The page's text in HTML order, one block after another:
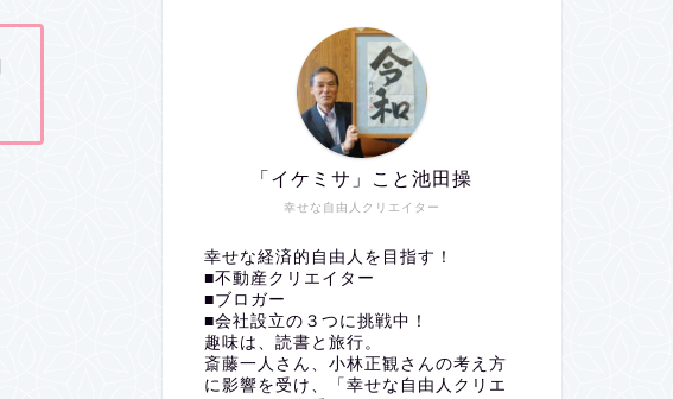
幸せな自由人クリエイター
「イケミサ」こと池田操
幸せな経済的自由人を目指す！
■不動産クリエイター
■ブロガー
■会社設立の３つに挑戦中！
趣味は、読書と旅行。
斎藤一人さん、小林正観さんの考え方
に影響を受け、「幸せな自由人クリエ